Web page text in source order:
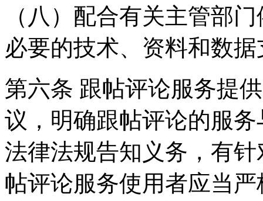
（八）配合有关主管部
必要的技术、资料和数
第六条 跟帖评论服务提
议，明确跟帖评论的服
法律法规告知义务，有
帖评论服务使用者应当